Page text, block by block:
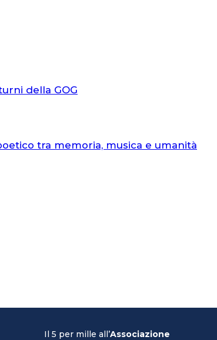
della GOG
tra memoria, musica e umanità
Il 5 per mille all’Associazione